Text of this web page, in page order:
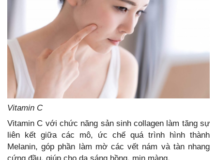
Vitamin C
Vitamin C với chức năng sản sinh collagen làm tăng sự
liên kết giữa các mô, ức chế quá trình hình thành
Melanin, góp phần làm mờ các vết nám và tàn nhang
cứng đầu, giúp cho da sáng hồng, mịn màng.